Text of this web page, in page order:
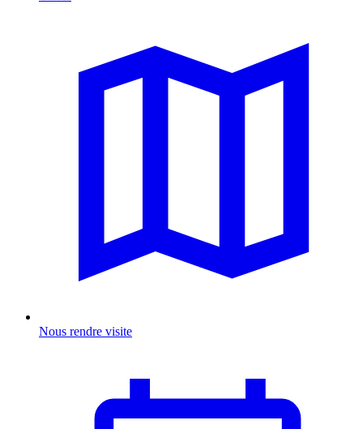
Nous rendre visite